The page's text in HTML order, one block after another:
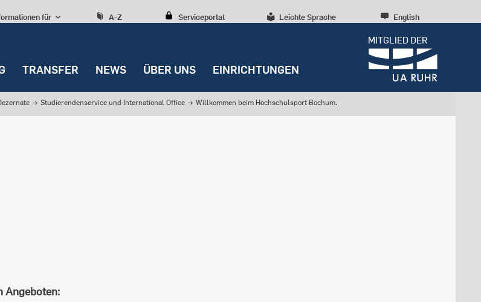
für A-Z Serviceportal Leichte Sprache English
TRANSFER NEWS ÜBER UNS EINRICHTUNGEN
MITGLIED DER
→ Studierendenservice und International Office → Willkommen beim Hochschulsport Bochum.
Angeboten: